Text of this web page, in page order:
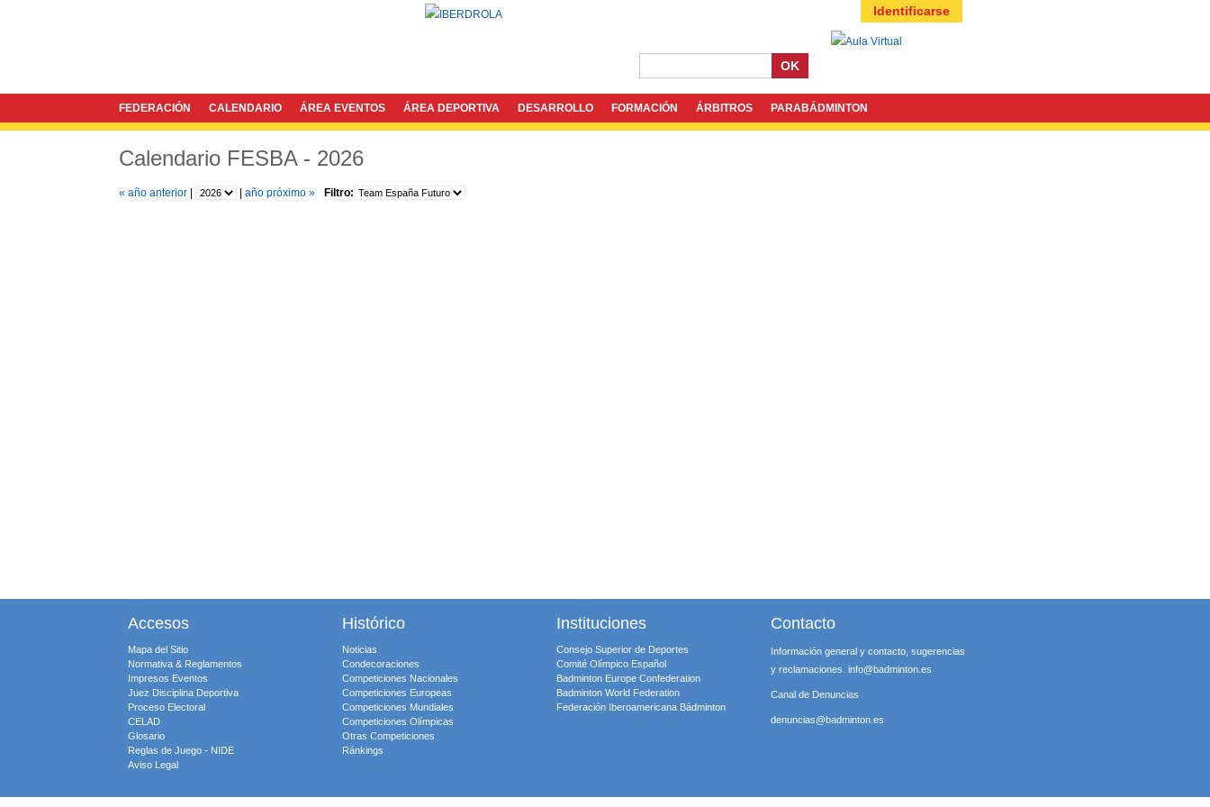
Identificarse
OK
FEDERACIÓN CALENDARIO ÁREA EVENTOS ÁREA DEPORTIVA DESARROLLO FORMACIÓN ÁRBITROS PARABÁDMINTON
Calendario FESBA - 2026
« año anterior año próximo » Filtro:
Accesos
Mapa del Sitio
Normativa & Reglamentos
Impresos Eventos
Juez Disciplina Deportiva
Proceso Electoral
CELAD
Glosario
Reglas de Juego - NIDE
Aviso Legal
Histórico
Noticias
Condecoraciones
Competiciones Nacionales
Competiciones Europeas
Competiciones Mundiales
Competiciones Olímpicas
Otras Competiciones
Ránkings
Instituciones
Consejo Superior de Deportes
Comité Olímpico Español
Badminton Europe Confederation
Badminton World Federation
Federación Iberoamericana Bádminton
Contacto
Información general y contacto, sugerencias
y reclamaciones. info@badminton.es
Canal de Denuncias
denuncias@badminton.es